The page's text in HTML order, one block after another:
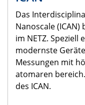
Das
Nanoscale
im NETZ.
modernste
Messungen mit
atomaren
des ICAN.